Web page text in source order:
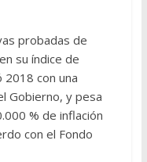
probadas de
su índice de
con una
Gobierno, y pesa
% de inflación
con el Fondo